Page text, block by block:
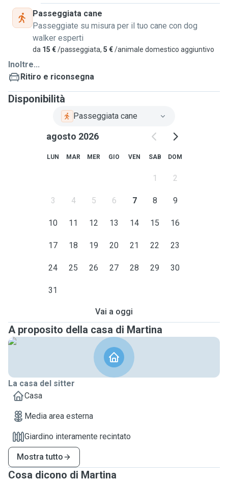
non mancheranno momenti di gioco, relax e tante
passeggiate nella natura.
Se il mio profilo ti risulta interessante non esitare a
contattarmi, scrivimi quando avresti bisogno e anche una
descrizione del tuo cane /gatto, sarò felice di darti una
zampa !
Passeggiata cane
Passeggiate su misura per il tuo cane con dog
walker esperti
da 15 €/passeggiata, 5 €/animale domestico aggiuntivo
Inoltre...
Ritiro e riconsegna
Disponibilità
Passeggiata cane
agosto 2026
LUN MAR MER GIO VEN SAB DOM
1 2
3 4 5 6 7 8 9
10 11 12 13 14 15 16
17 18 19 20 21 22 23
24 25 26 27 28 29 30
31
Vai a oggi
A proposito della casa di Martina
La casa del sitter
Casa
Media area esterna
Giardino interamente recintato
Mostra tutto
Cosa dicono di Martina